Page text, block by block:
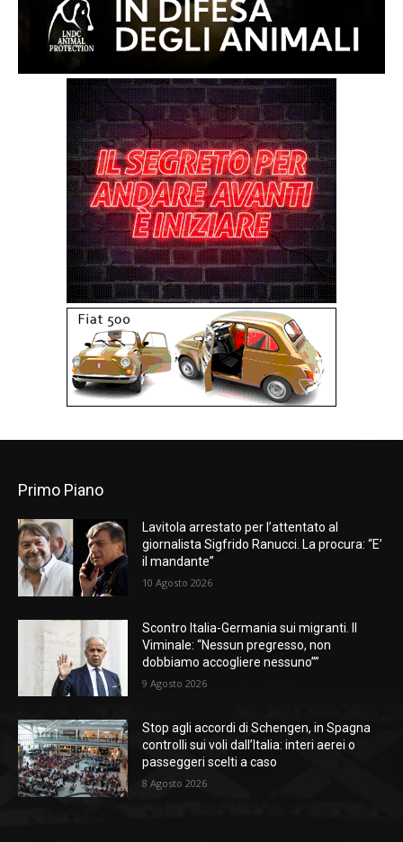
Primo Piano
Lavitola arrestato per l’attentato al
giornalista Sigfrido Ranucci. La procura: “E’
il mandante”
10 Agosto 2026
Scontro Italia-Germania sui migranti. Il
Viminale: “Nessun pregresso, non
dobbiamo accogliere nessuno””
9 Agosto 2026
Stop agli accordi di Schengen, in Spagna
controlli sui voli dall’Italia: interi aerei o
passeggeri scelti a caso
8 Agosto 2026